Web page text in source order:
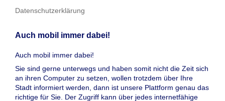
Datenschutzerklärung
Auch mobil immer dabei!
Auch mobil immer dabei!
Sie sind gerne unterwegs und haben somit nicht die Zeit sich
an ihren Computer zu setzen, wollen trotzdem über Ihre
Stadt informiert werden, dann ist unsere Plattform genau das
richtige für Sie. Der Zugriff kann über jedes internetfähige